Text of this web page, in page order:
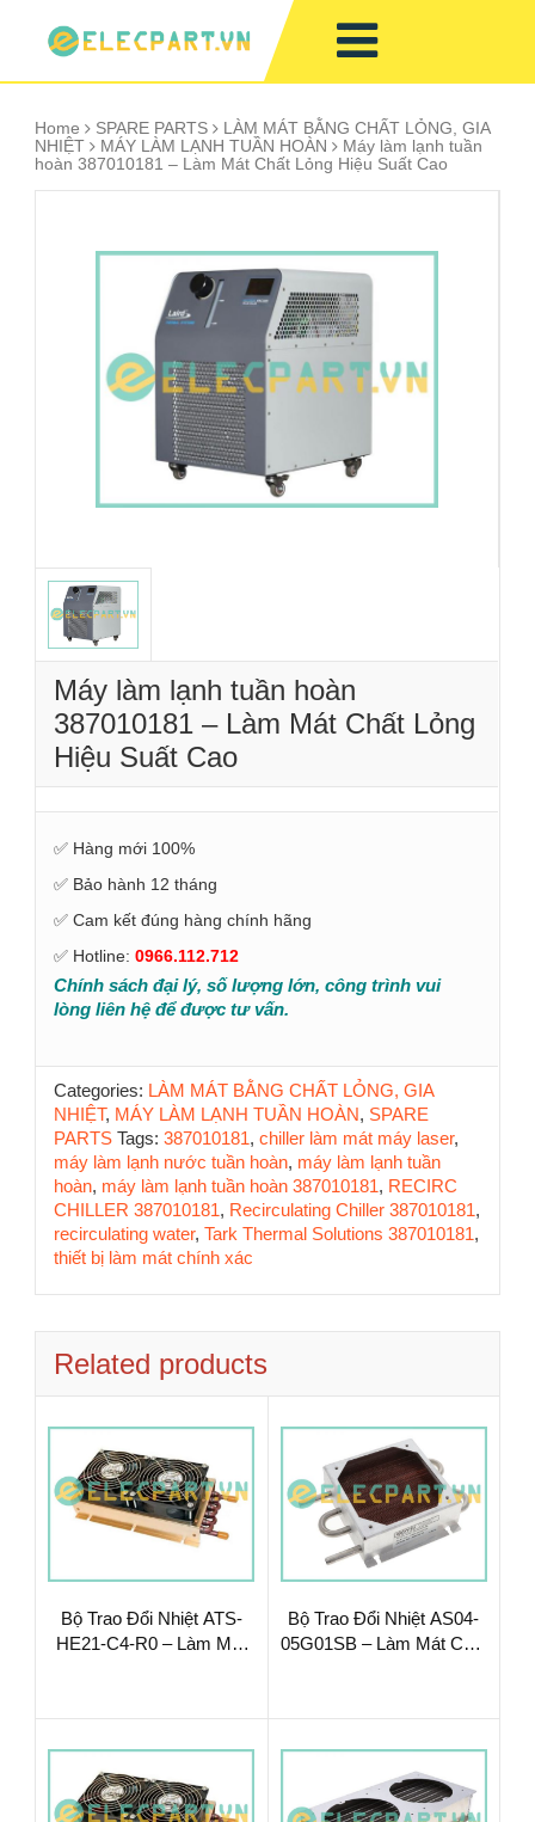
Home SPARE PARTS
LÀM MÁT BẰNG CHẤT LỎNG, GIA
NHIỆT
MÁY LÀM LẠNH TUẦN HOÀN
Máy làm lạnh tuần
hoàn 387010181 – Làm Mát Chất Lỏng Hiệu Suất Cao
Máy làm lạnh tuần hoàn
387010181 – Làm Mát Chất Lỏng
Hiệu Suất Cao
✅ Hàng mới 100%
✅ Bảo hành 12 tháng
✅ Cam kết đúng hàng chính hãng
✅ Hotline: 0966.112.712
Chính sách đại lý, số lượng lớn, công trình vui
lòng liên hệ để được tư vấn.
Categories: LÀM MÁT BẰNG CHẤT LỎNG, GIA
NHIỆT, MÁY LÀM LẠNH TUẦN HOÀN, SPARE
PARTS Tags: 387010181, chiller làm mát máy laser,
máy làm lạnh nước tuần hoàn, máy làm lạnh tuần
hoàn, máy làm lạnh tuần hoàn 387010181, RECIRC
CHILLER 387010181, Recirculating Chiller 387010181,
recirculating water, Tark Thermal Solutions 387010181,
thiết bị làm mát chính xác
Related products
Bộ Trao Đổi Nhiệt ATS-
HE21-C4-R0 – Làm Mát
Bộ Trao Đổi Nhiệt AS04-
05G01SB – Làm Mát Chất